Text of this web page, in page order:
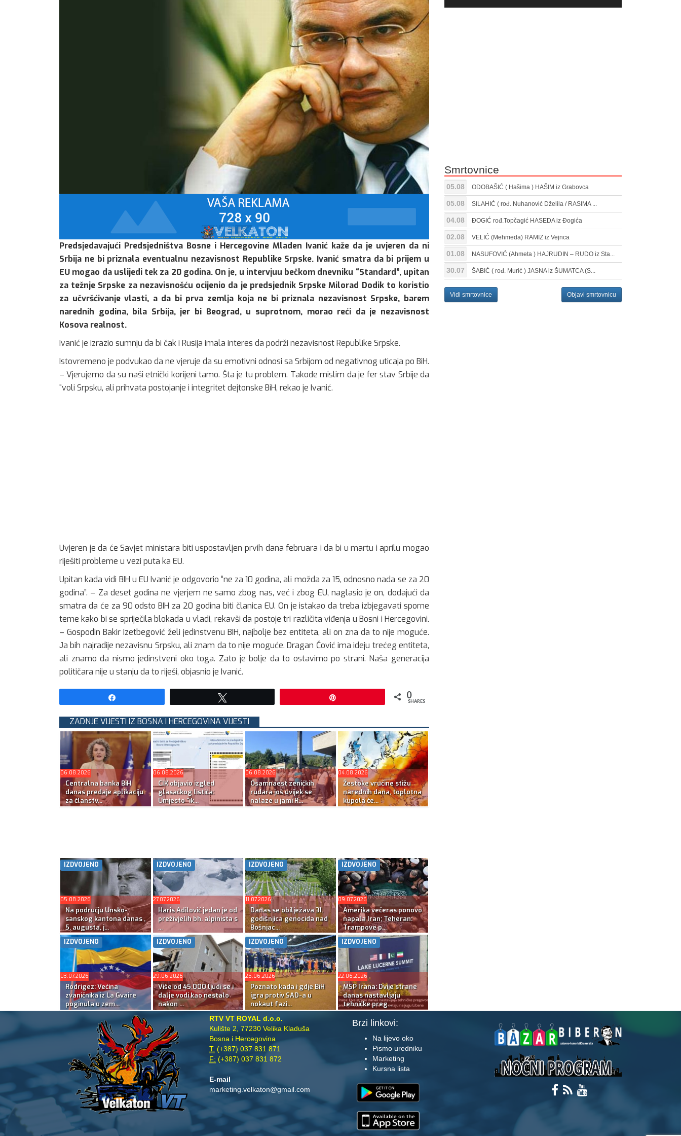
Predsjedavajući Predsjedništva Bosne i Hercegovine Mladen Ivanić kaže da je uvjeren da ni
Srbija ne bi priznala eventualnu nezavisnost Republike Srpske. Ivanić smatra da bi prijem u
EU mogao da uslijedi tek za 20 godina. On je, u intervjuu bečkom dnevniku “Standard”, upitan
za težnje Srpske za nezavisnošću ocijenio da je predsjednik Srpske Milorad Dodik to koristio
za učvršćivanje vlasti, a da bi prva zemlja koja ne bi priznala nezavisnost Srpske, barem
narednih godina, bila Srbija, jer bi Beograd, u suprotnom, morao reći da je nezavisnost
Kosova realnost.
Ivanić je izrazio sumnju da bi čak i Rusija imala interes da podrži nezavisnost Republike Srpske.
Istovremeno je podvukao da ne vjeruje da su emotivni odnosi sa Srbijom od negativnog uticaja po BiH.
– Vjerujemo da su naši etnički korijeni tamo. Šta je tu problem. Takođe mislim da je fer stav Srbije da
“voli Srpsku, ali prihvata postojanje i integritet dejtonske BiH, rekao je Ivanić.
Uvjeren je da će Savjet ministara biti uspostavljen prvih dana februara i da bi u martu i aprilu mogao
riješiti probleme u vezi puta ka EU.
Upitan kada vidi BIH u EU Ivanić je odgovorio “ne za 10 godina, ali možda za 15, odnosno nada se za 20
godina”. – Za deset godina ne vjerjem ne samo zbog nas, već i zbog EU, naglasio je on, dodajući da
smatra da će za 90 odsto BIH za 20 godina biti članica EU. On je istakao da treba izbjegavati sporne
teme kako bi se spriječila blokada u vladi, rekavši da postoje tri različita viđenja u Bosni i Hercegovini.
– Gospodin Bakir Izetbegović želi jedinstvenu BIH, najbolje bez entiteta, ali on zna da to nije moguće.
Јa bih najradije nezavisnu Srpsku, ali znam da to nije moguće. Dragan Čović ima ideju trećeg entiteta,
ali znamo da nismo jedinstveni oko toga. Zato je bolje da to ostavimo po strani. Naša generacija
političara nije u stanju da to riješi, objasnio je Ivanić.
0
SHARES
ZADNJE VIJESTI IZ BOSNA I HERCEGOVINA VIJESTI
06.08.2026
Centralna banka BiH
danas predaje aplikaciju
za članstv...
06.08.2026
CIK objavio izgled
glasačkog listića:
Umjesto “ik...
06.08.2026
Osamnaest zeničkih
rudara još uvijek se
nalaze u jami R...
04.08.2026
Žestoke vrućine stižu
narednih dana, toplotna
kupola će...
IZDVOJENO
05.08.2026
Na području Unsko-
sanskog kantona danas ,
5. augusta, j...
IZDVOJENO
27.07.2026
Haris Adilović jedan je od
preživjelih bh. alpinista s
...
IZDVOJENO
11.07.2026
Danas se obilježava 31.
godišnjica genocida nad
Bošnjac...
IZDVOJENO
09.07.2026
Amerika večeras ponovo
napala Iran; Teheran:
Trampove p...
IZDVOJENO
03.07.2026
Rodrigez: Većina
zvaničnika iz La Gvaire
poginula u zem...
IZDVOJENO
29.06.2026
Više od 45.000 ljudi se i
dalje vodi kao nestalo
nakon ...
IZDVOJENO
25.06.2026
Poznato kada i gdje BiH
igra protiv SAD-a u
nokaut fazi...
IZDVOJENO
22.06.2026
MSP Irana: Dvije strane
danas nastavljaju
tehničke preg...
Gore/Dole
Smrtovnice
05.08 ODOBAŠIĆ ( Hašima ) HAŠIM iz Grabovca
05.08 SILAHIĆ ( rođ. Nuhanović Dželila / RASIMA ...
04.08 ĐOGIĆ rođ.Topčagić HASEDA iz Đogića
02.08 VELIĆ (Mehmeda) RAMIZ iz Vejnca
01.08 NASUFOVIĆ (Ahmeta ) HAJRUDIN – RUDO iz Sta...
30.07 ŠABIĆ ( rođ. Murić ) JASNA iz ŠUMATCA (S...
Vidi smrtovnice Objavi smrtovnicu
RTV VT ROYAL d.o.o.
Kulište 2, 77230 Velika Kladuša
Bosna i Hercegovina
T: (+387) 037 831 871
F: (+387) 037 831 872
E-mail
marketing.velkaton@gmail.com
Brzi linkovi:
Na lijevo oko
Pismo uredniku
Marketing
Kursna lista